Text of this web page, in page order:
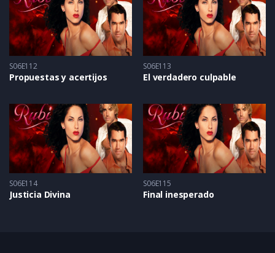
S06E112
Propuestas y acertijos
S06E113
El verdadero culpable
S06E114
Justicia Divina
S06E115
Final inesperado